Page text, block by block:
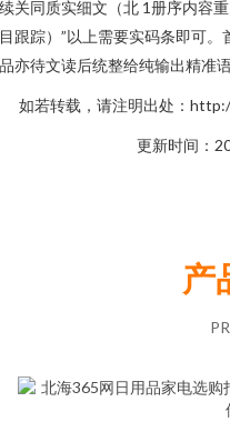
关同质实细文（北 1册序内容
跟踪）”以上需要实码条即可
亦待文读后统整给纯输出精准
如若转载，请注明出处：
更新时间：
产